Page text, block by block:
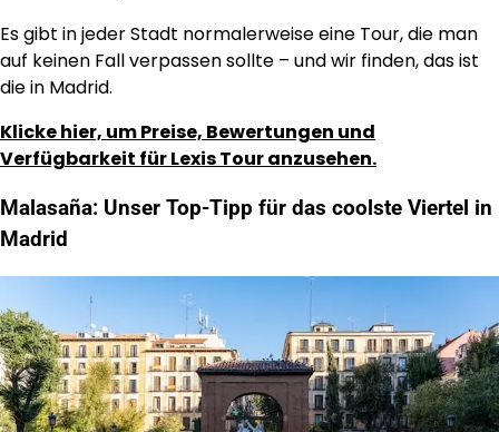
Es gibt in jeder Stadt normalerweise eine Tour, die man
auf keinen Fall verpassen sollte – und wir finden, das ist
die in Madrid.
Klicke hier, um Preise, Bewertungen und
Verfügbarkeit für Lexis Tour anzusehen.
Malasaña: Unser Top-Tipp für das coolste Viertel in
Madrid